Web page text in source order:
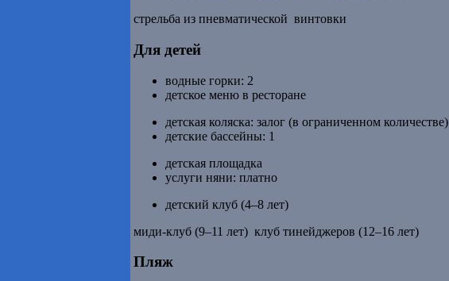
стрельба из пневматической винтовки
Для детей
водные горки: 2
детское меню в ресторане
детская коляска: залог (в ограниченном количестве)
детские бассейны: 1
детская площадка
услуги няни: платно
детский клуб (4–8 лет)
миди-клуб (9–11 лет) клуб тинейджеров (12–16 лет)
Пляж